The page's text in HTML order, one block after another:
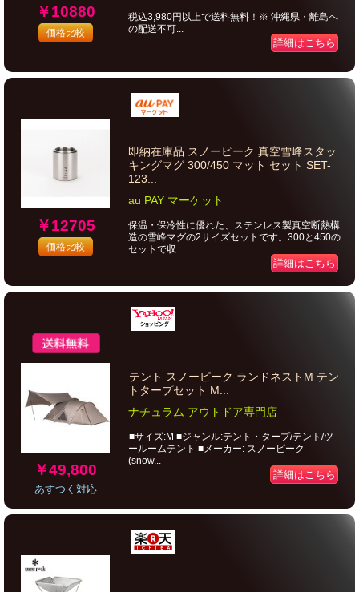
￥10880
価格比較
税込3,980円以上で送料無料！※ 沖縄県・離島へ
の配送不可...
詳細はこちら
￥12705
価格比較
即納在庫品 スノーピーク 真空雪峰スタッ
キングマグ 300/450 マット セット SET-
123...
au PAY マーケット
保温・保冷性に優れた、ステンレス製真空断熱構
造の雪峰マグの2サイズセットです。300と450の
セットで収...
詳細はこちら
￥49,800
あすつく対応
テント スノーピーク ランドネストM テン
トタープセット M...
ナチュラム アウトドア専門店
■サイズ:M ■ジャンル:テント・タープ/テント/ツ
ールームテント ■メーカー: スノーピーク
(snow...
詳細はこちら